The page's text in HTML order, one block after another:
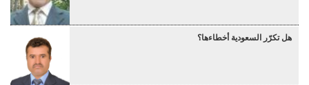
هل تكرّر السعودية أخطاءها؟